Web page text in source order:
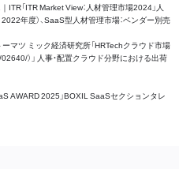
「ITR Market View：人材管理市場2024」人
年度）、SaaS型人材管理市場：ベンダー別売
マツ ミック経済研究所「HRTechクラウド市場
）」 人事・配置クラウド分野における出荷
AWARD 2025」BOXIL SaaSセクションタレ